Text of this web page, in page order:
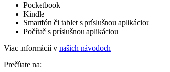
Pocketbook
Kindle
Smartfón či tablet s príslušnou aplikáciou
Počítač s príslušnou aplikáciou
Viac informácií v našich návodoch
Prečítate na: